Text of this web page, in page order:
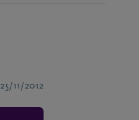
25/11/2012